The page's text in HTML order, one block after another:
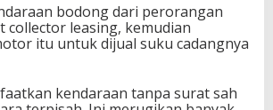
bodong dari perorangan
collector leasing, kemudian
itu untuk dijual suku cadangnya
kendaraan tanpa surat sah